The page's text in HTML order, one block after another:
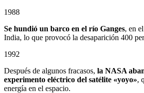
1988
Se hundió un barco en el río Ganges, en
India, lo que provocó la desaparición 400
1992
Después de algunos fracasos, la NASA
experimento eléctrico del satélite «yoyo»,
energía en el espacio.